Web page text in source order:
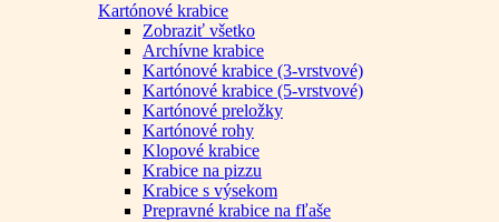
Kartónové krabice
Zobraziť všetko
Archívne krabice
Kartónové krabice (3-vrstvové)
Kartónové krabice (5-vrstvové)
Kartónové preložky
Kartónové rohy
Klopové krabice
Krabice na pizzu
Krabice s výsekom
Prepravné krabice na fľaše